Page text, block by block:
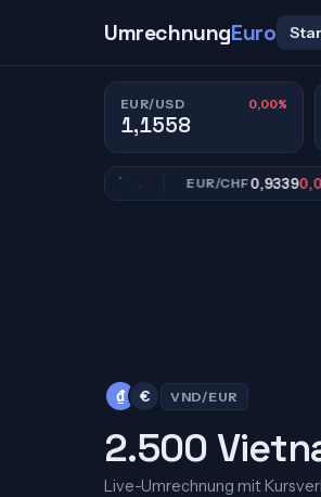
UmrechnungEuro
EUR/USD 0,00%
1,1558
EUR/CHF0,93390,00%
₫ € VND/EUR
2.500
Live-Umrechnung mit